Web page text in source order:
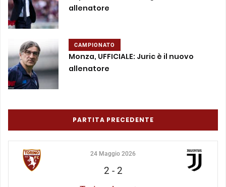
allenatore
CAMPIONATO
Monza, UFFICIALE: Juric è il nuovo
allenatore
PARTITA PRECEDENTE
24 Maggio 2026
2 - 2